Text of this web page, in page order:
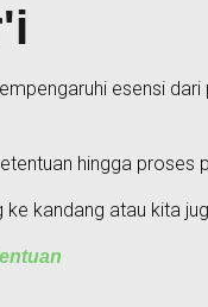
esensi
hingga
kandang atau kita